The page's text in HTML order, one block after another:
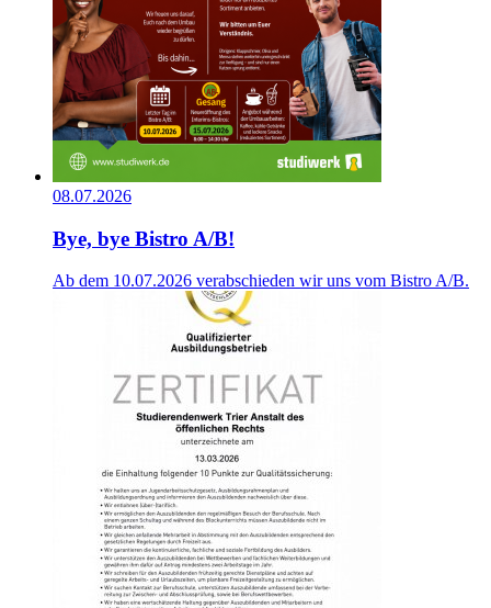
08.07.2026
Bye, bye Bistro A/B!
Ab dem 10.07.2026 verabschieden wir uns vom Bistro A/B.